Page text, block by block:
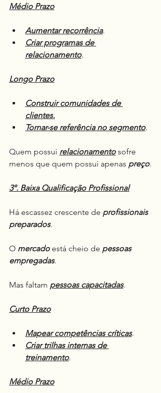
Médio Prazo
Aumentar recorrência.
Criar programas de
relacionamento.
Longo Prazo
Construir comunidades de
clientes.
Tornar-se referência no segmento.
Quem possui relacionamento sofre
menos que quem possui apenas preço.
3º. Baixa Qualificação Profissional
Há escassez crescente de profissionais
preparados.
O mercado está cheio de pessoas
empregadas.
Mas faltam pessoas capacitadas.
Curto Prazo
Mapear competências críticas.
Criar trilhas internas de
treinamento.
Médio Prazo